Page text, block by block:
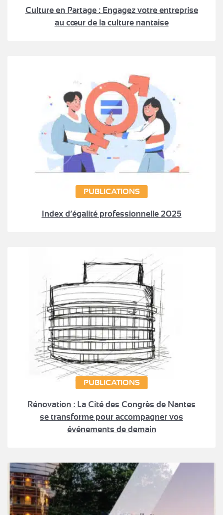
Culture en Partage : Engagez votre entreprise
au cœur de la culture nantaise
PUBLICATIONS
Index d’égalité professionnelle 2025
PUBLICATIONS
Rénovation : La Cité des Congrès de Nantes
se transforme pour accompagner vos
événements de demain